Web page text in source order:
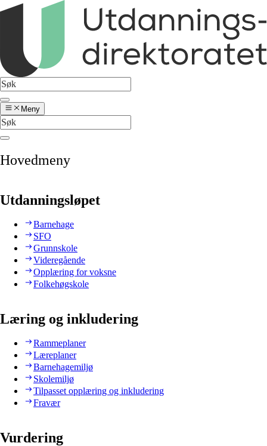
Meny
Hovedmeny
Utdanningsløpet
Barnehage
SFO
Grunnskole
Videregående
Opplæring for voksne
Folkehøgskole
Læring og inkludering
Rammeplaner
Læreplaner
Barnehagemiljø
Skolemiljø
Tilpasset opplæring og inkludering
Fravær
Vurdering